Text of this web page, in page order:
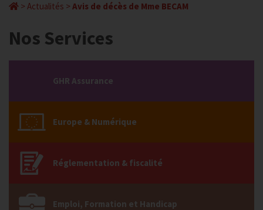
> Actualités > Avis de décès de Mme BECAM
Nos Services
GHR Assurance
Europe & Numérique
Réglementation & fiscalité
Emploi, Formation et Handicap